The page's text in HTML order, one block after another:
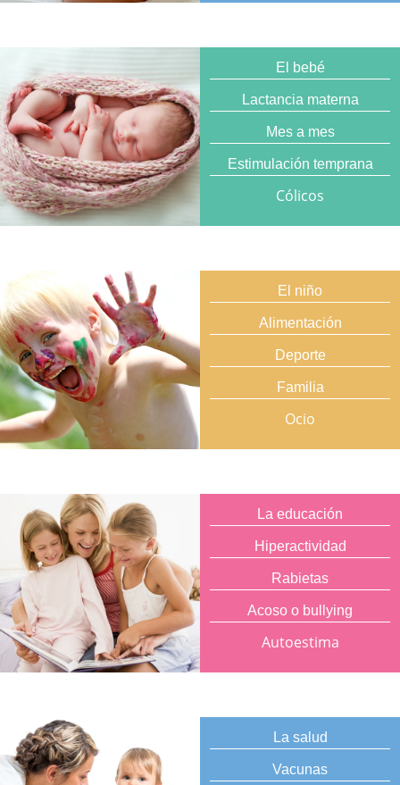
El bebé
Lactancia materna
Mes a mes
Estimulación temprana
Cólicos
El niño
Alimentación
Deporte
Familia
Ocio
La educación
Hiperactividad
Rabietas
Acoso o bullying
Autoestima
La salud
Vacunas